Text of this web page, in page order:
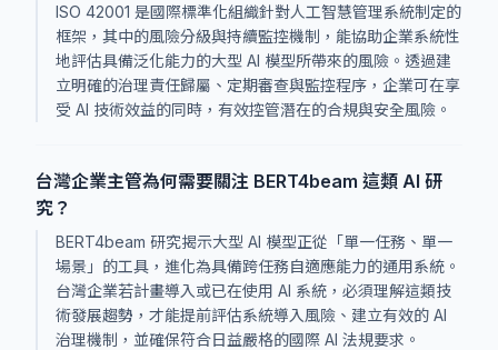
ISO 42001 是國際標準化組織針對人工智慧管理系統制定的
框架，其中的風險分級與持續監控機制，能協助企業系統性
地評估具備泛化能力的大型 AI 模型所帶來的風險。透過建
立明確的治理責任歸屬、定期審查與監控程序，企業可在享
受 AI 技術效益的同時，有效控管潛在的合規與安全風險。
台灣企業主管為何需要關注 BERT4beam 這類 AI 研
究？
BERT4beam 研究揭示大型 AI 模型正從「單一任務、單一
場景」的工具，進化為具備跨任務自適應能力的通用系統。
台灣企業若計畫導入或已在使用 AI 系統，必須理解這類技
術發展趨勢，才能提前評估系統導入風險、建立有效的 AI
治理機制，並確保符合日益嚴格的國際 AI 法規要求。